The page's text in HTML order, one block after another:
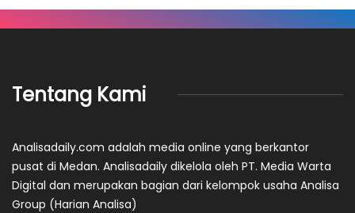
Tentang Kami
Analisadaily.com adalah media online yang berkantor
pusat di Medan. Analisadaily dikelola oleh PT. Media Warta
Digital dan merupakan bagian dari kelompok usaha Analisa
Group (Harian Analisa)